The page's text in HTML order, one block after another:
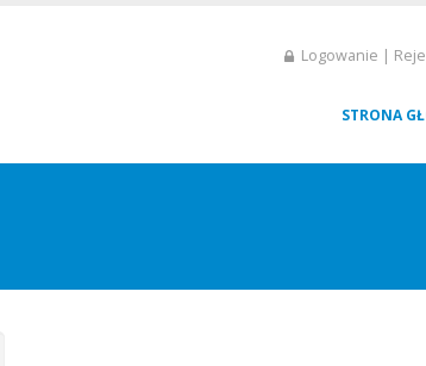
Logowanie |
STRONA